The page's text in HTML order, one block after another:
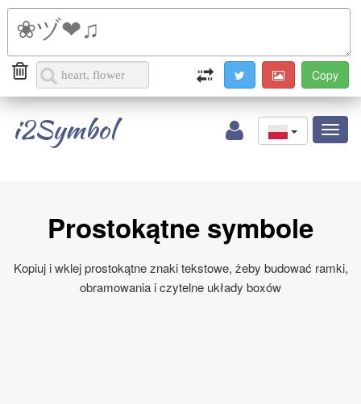
i2Symbol
Prostokątne symbole
Kopiuj i wklej prostokątne znaki tekstowe, żeby budować ramki,
obramowania i czytelne układy boxów